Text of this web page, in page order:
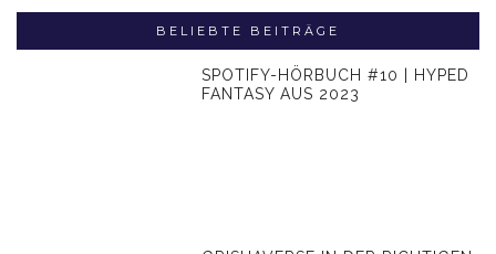
BELIEBTE BEITRÄGE
SPOTIFY-HÖRBUCH #10 | HYPED
FANTASY AUS 2023